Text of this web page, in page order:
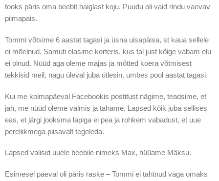
tooks päris oma beebit haiglast koju. Puudu oli vaid rindu vaevav
piimapais.
Tommi võtsime 6 aastat tagasi ja üsna uisapäisa, st kaua sellele
ei mõelnud. Samuti elasime korteris, kus tal just kõige vabam elu
ei olnud. Nüüd aga oleme majas ja mõtted koera võtmisest
tekkisid meil, nagu üleval juba ütlesin, umbes pool aastat tagasi.
Kui me kolmapäeval Facebookis postitust nägime, teadsime, et
jah, me nüüd oleme valmis ja tahame. Lapsed kõik juba sellises
eas, et järgi jooksma lapiga ei pea ja rohkem vabadust, et uue
pereliikmega piisavalt tegeleda.
Lapsed valisid uuele beebile nimeks Max, hüüame Mäksu.
Esimesel päeval oli päris raske – Tommi ei tahtnud väga omaks